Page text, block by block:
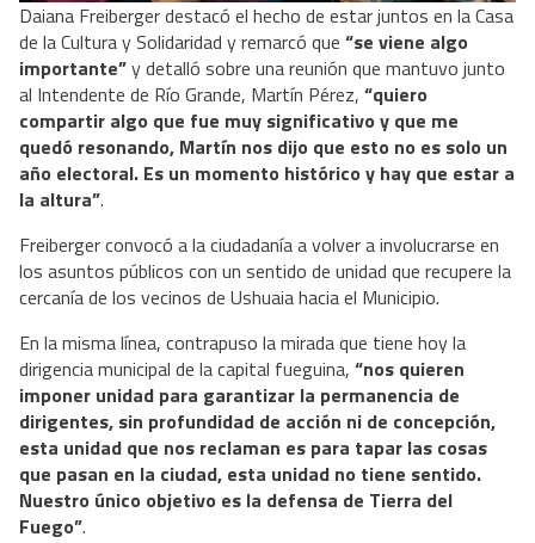
Daiana Freiberger destacó el hecho de estar juntos en la Casa
de la Cultura y Solidaridad y remarcó que “se viene algo
importante”y detalló sobre una reunión que mantuvo junto
al Intendente de Río Grande, Martín Pérez, “quiero
compartir algo que fue muy significativo y que me
quedó resonando, Martín nos dijo que esto no es solo un
año electoral. Es un momento histórico y hay que estar a
la altura”.
Freiberger convocó a la ciudadanía a volver a involucrarse en
los asuntos públicos con un sentido de unidad que recupere la
cercanía de los vecinos de Ushuaia hacia el Municipio.
En la misma línea, contrapuso la mirada que tiene hoy la
dirigencia municipal de la capital fueguina, “nos quieren
imponer unidad para garantizar la permanencia de
dirigentes, sin profundidad de acción ni de concepción,
esta unidad que nos reclaman es para tapar las cosas
que pasan en la ciudad, esta unidad no tiene sentido.
Nuestro único objetivo es la defensa de Tierra del
Fuego”.